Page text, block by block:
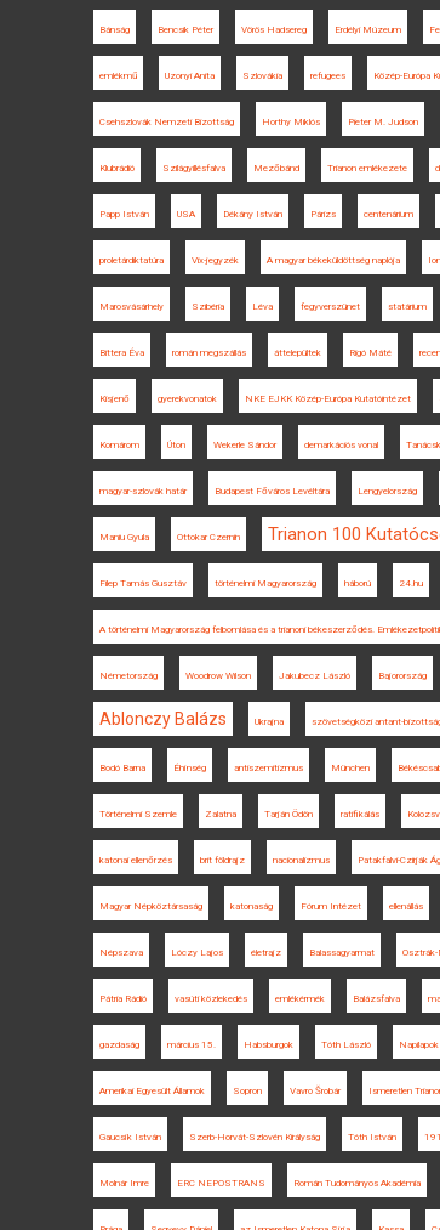
Bánság Bencsik Péter Vörös Hadsereg Erdélyi Múzeum
emlékmű Uzonyi Anita Szlovákia refugees Közép-Európa
Csehszlovák Nemzeti Bizottság Horthy Miklós Pieter M. Judson
Klubrádió Szilágyillésfalva Mezőbánd Trianon emlékezete
Papp István USA Dékány István Párizs centenárium
proletárdiktatúra Vix-jegyzék A magyar békeküldöttség naplója
Marosvásárhely Szibéria Léva fegyverszünet statárium
Bittera Éva román megszállás áttelepültek Rigó Máté
Kisjenő gyerekvonatok NKE EJKK Közép-Európa Kutatóintézet
Komárom Úton Wekerle Sándor demarkációs vonal
magyar-szlovák határ Budapest Főváros Levéltára Lengyelország
Maniu Gyula Ottokar Czernin Trianon 100
Filep Tamás Gusztáv történelmi Magyarország háború 24.hu
A történelmi Magyarország felbomlása és a trianoni békeszerződés.
Németország Woodrow Wilson Jakubecz László Bajorország
Ablonczy Balázs Ukrajna szövetségközi antant-
Bodó Barna Éhínség antiszemitizmus München
Történelmi Szemle Zalatna Tarján Ödön ratifikálás
katonai ellenőrzés brit földrajz nacionalizmus Patakfalvi-Czirják
Magyar Népköztársaság katonaság Fórum Intézet ellenállás
Népszava Lóczy Lajos életrajz Balassagyarmat Osztrák-
Pátria Rádió vasúti közlekedés emlékérmék Balázsfalva
gazdaság március 15. Habsburgok Tóth László Napilapok
Amerikai Egyesült Államok Sopron Vavro Šrobár Ismeretlen
Gaucsík István Szerb-Horvát-Szlovén Királyság Tóth István
Molnár Imre ERC NEPOSTRANS Román Tudományos Akadémia